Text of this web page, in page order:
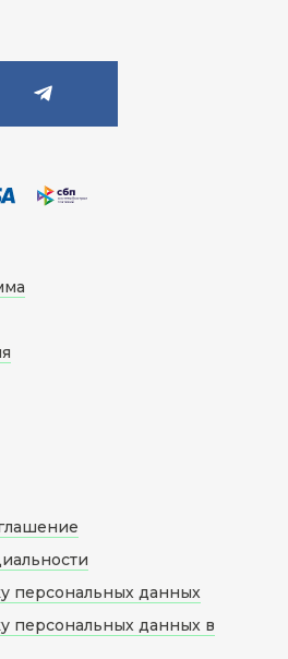
персональных данных
персональных данных в